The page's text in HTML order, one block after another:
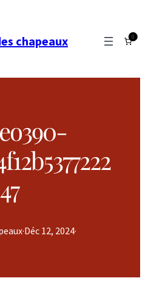
chapeaux 0
47
·Déc 12, 2024·